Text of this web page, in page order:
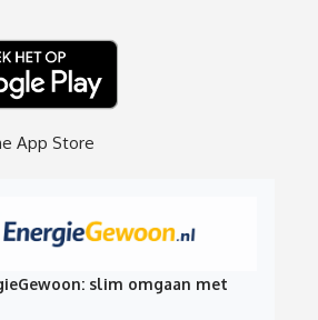
slim omgaan met